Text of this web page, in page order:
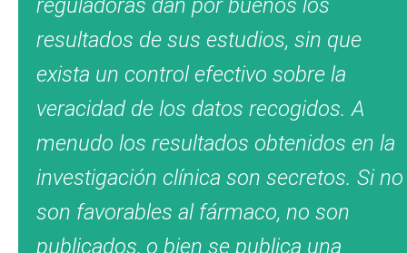
reguladoras dan por buenos los
resultados de sus estudios, sin que
exista un control efectivo sobre la
veracidad de los datos recogidos. A
menudo los resultados obtenidos en la
investigación clínica son secretos. Si no
son favorables al fármaco, no son
publicados, o bien se publica una